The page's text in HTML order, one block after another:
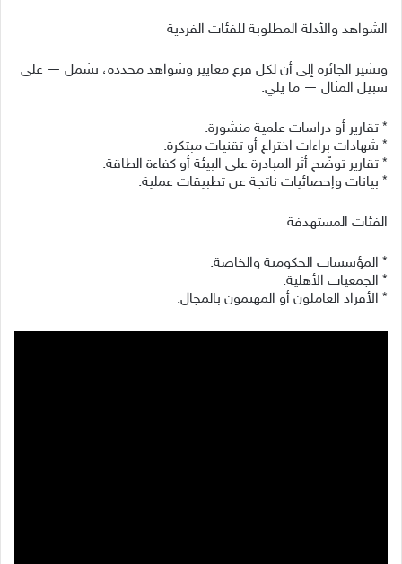
الشواهد والأدلة المطلوبة للفئات الفردية
وتشير الجائزة إلى أن لكل فرع معايير وشواهد محددة، تشمل — على
سبيل المثال — ما يلي:
* تقارير أو دراسات علمية منشورة.
* شهادات براءات اختراع أو تقنيات مبتكرة.
* تقارير توضّح أثر المبادرة على البيئة أو كفاءة الطاقة.
* بيانات وإحصائيات ناتجة عن تطبيقات عملية.
الفئات المستهدفة
* المؤسسات الحكومية والخاصة.
* الجمعيات الأهلية.
* الأفراد العاملون أو المهتمون بالمجال.